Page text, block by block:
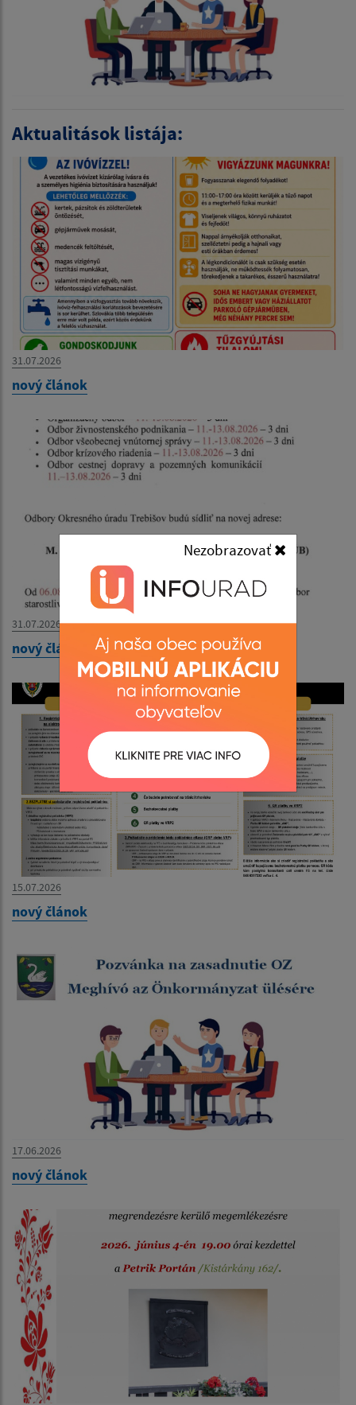
Nezobrazovať
Aktualitások listája:
31.07.2026
nový článok
31.07.2026
nový článok
15.07.2026
nový článok
17.06.2026
nový článok